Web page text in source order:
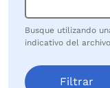
Busque utilizando
indicativo del